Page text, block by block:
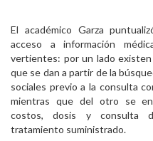
El académico Garza
acceso a información
vertientes: por un lado
que se dan a partir de la
sociales previo a la consulta
mientras que del otro se
costos, dosis y consulta
tratamiento suministrado.